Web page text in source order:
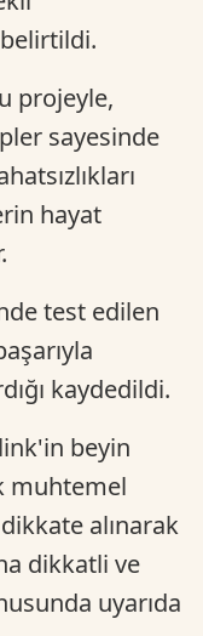
projeyle,
sayesinde
hayat
test edilen
kaydedildi.
beyin
muhtemel
alınarak
dikkatli ve
uyarıda